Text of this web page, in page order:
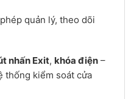
quản lý, theo dõi
nhấn Exit, khóa điện–
thống kiểm soát cửa